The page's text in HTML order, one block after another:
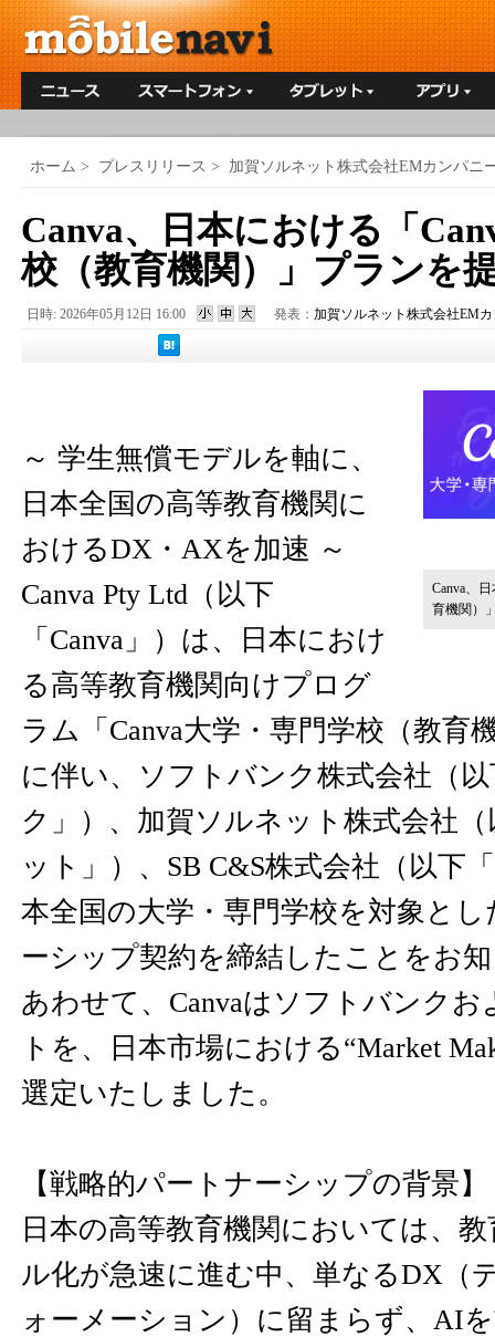
ホーム > プレスリリース > 加賀ソルネット株式会社EMカンパニ
Canva、日本における「
校（教育機関）」プランを
日時: 2026年05月12日 16:00 発表： 加賀ソルネット株式会社EM
Canva、
育機関）
～ 学生無償モデルを軸に、
日本全国の高等教育機関に
おけるDX・AXを加速 ～
Canva Pty Ltd（以下
「Canva」）は、日本におけ
る高等教育機関向けプログ
ラム「Canva大学・専門学校（教育
に伴い、ソフトバンク株式会社（
ク」）、加賀ソルネット株式会社
ット」）、SB C&S株式会社（以下
本全国の大学・専門学校を対象と
ーシップ契約を締結したことをお
あわせて、Canvaはソフトバンク
トを、日本市場における“Market
選定いたしました。
【戦略的パートナーシップの背景】
日本の高等教育機関においては、
ル化が急速に進む中、単なるDX（
ォーメーション）に留まらず、AI